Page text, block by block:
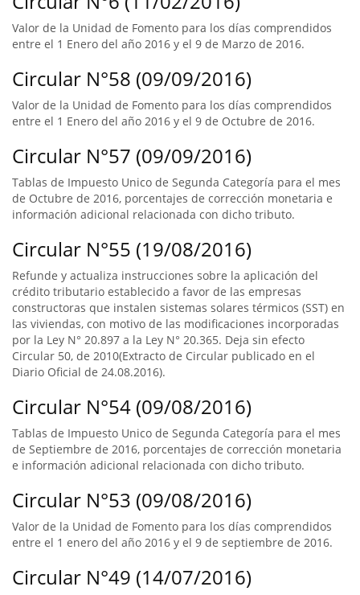
Valor de la Unidad de Fomento para los días comprendidos
entre el 1 Enero del año 2016 y el 9 de Marzo de 2016.
Circular N°58 (09/09/2016)
Valor de la Unidad de Fomento para los días comprendidos
entre el 1 Enero del año 2016 y el 9 de Octubre de 2016.
Circular N°57 (09/09/2016)
Tablas de Impuesto Unico de Segunda Categoría para el mes
de Octubre de 2016, porcentajes de corrección monetaria e
información adicional relacionada con dicho tributo.
Circular N°55 (19/08/2016)
Refunde y actualiza instrucciones sobre la aplicación del
crédito tributario establecido a favor de las empresas
constructoras que instalen sistemas solares térmicos (SST) en
las viviendas, con motivo de las modificaciones incorporadas
por la Ley N° 20.897 a la Ley N° 20.365. Deja sin efecto
Circular 50, de 2010(Extracto de Circular publicado en el
Diario Oficial de 24.08.2016).
Circular N°54 (09/08/2016)
Tablas de Impuesto Unico de Segunda Categoría para el mes
de Septiembre de 2016, porcentajes de corrección monetaria
e información adicional relacionada con dicho tributo.
Circular N°53 (09/08/2016)
Valor de la Unidad de Fomento para los días comprendidos
entre el 1 enero del año 2016 y el 9 de septiembre de 2016.
Circular N°49 (14/07/2016)